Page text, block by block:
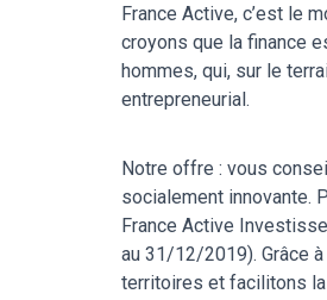
France Active, c’est le
croyons que la finance
hommes, qui, sur le
entrepreneurial.
Notre offre : vous
socialement innovante.
France Active
au 31/12/2019). Grâce
territoires et facilitons